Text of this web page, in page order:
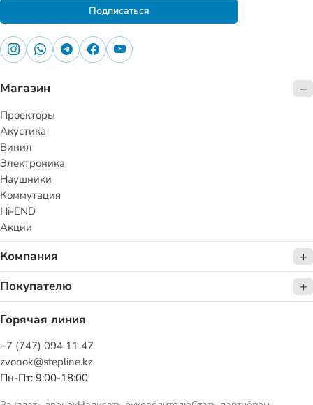
Подписаться
Магазин
Проекторы
Акустика
Винил
Электроника
Наушники
Коммутация
Hi-END
Акции
Компания
Покупателю
Горячая линия
+7 (747) 094 11 47
zvonok@stepline.kz
Пн-Пт: 9:00-18:00